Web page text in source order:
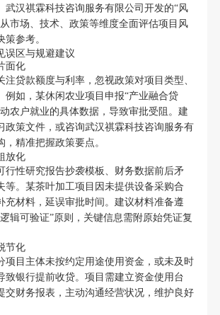
武汉祺霖科技咨询服务有限公司开发的“风
市场、技术、政策等维度全面评估项目风
策参考。
误区与规避建议
面化
注贷款额度与利率，忽视政策对项目类型、
例如，某休闲农业项目申报“产业融合贷
农户就业的具体数据，导致审批受阻。建
政策文件，或咨询武汉祺霖科技咨询服务有
，精准把握政策要点。
放化
行性研究报告抄袭模板、财务数据前后矛
等。某茶叶加工项目因未提供设备采购合
充材料，延误审批时间。建议材料准备遵
辑可验证”原则，关键信息需附原始凭证复
节化
项目主体未按约定用途使用资金，或未及时
致银行提前收贷。项目需建立资金使用台
交财务报表，主动沟通经营状况，维护良好